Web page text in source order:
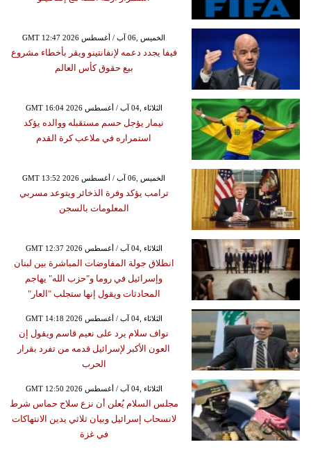
GMT 12:47 2026 الخميس ,06 آب / أغسطس
فيفا يجدد دعمه لإنفانتينو ويقر بأخطاء مشروع
بيع حقوق كأس العالم
GMT 16:04 2026 الثلاثاء ,04 آب / أغسطس
نيمار يؤجل حسم مستقبله ووالده يؤكد
استمراره في ملاعب كرة القدم
GMT 13:52 2026 الخميس ,06 آب / أغسطس
ترامب يؤكد وفرة الذخائر ويتوعد مسربي
المعلومات بالسجن
GMT 12:37 2026 الثلاثاء ,04 آب / أغسطس
انطلاق جولة المفاوضات المباشرة بين لبنان
وإسرائيل في روما و"حزب الله" يهاجم
المحادثات ويقول إنها ستجلب "العار"
GMT 14:18 2026 الثلاثاء ,04 آب / أغسطس
نواف سلام يرد على نعيم قاسم ويقول إن
العون الأكبر لإسرائيل قدمه من تفرد بقرار
الحرب
GMT 12:50 2026 الثلاثاء ,04 آب / أغسطس
مجلس السلام يُعلن أن نزع سلاح حماس شرط
لانسحاب إسرائيل وبيان ثلاثي يدين الانتهاكات
في غزة